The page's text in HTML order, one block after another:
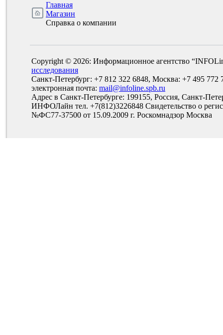
Главная
Магазин
Справка о компании
Copyright © 2026: Информационное агентство
исследования
Санкт-Петербург: +7 812 322 6848, Москва: +7 495 772
электронная почта: mail@infoline.spb.ru
Адрес в Санкт-Петербурге: 199155, Россия, Санкт-
ИНФОЛайн тел. +7(812)3226848 Свидетельство о
№ФС77-37500 от 15.09.2009 г. Роскомнадзор Москва